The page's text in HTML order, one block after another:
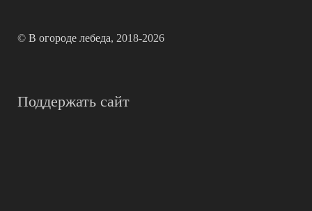
© В огороде лебеда, 2018-2026
Поддержать сайт